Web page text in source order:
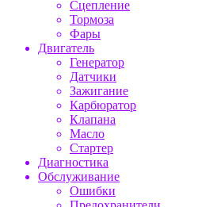
Сцепление
Тормоза
Фары
Двигатель
Генератор
Датчики
Зажигание
Карбюратор
Клапана
Масло
Стартер
Диагностика
Обслуживание
Ошибки